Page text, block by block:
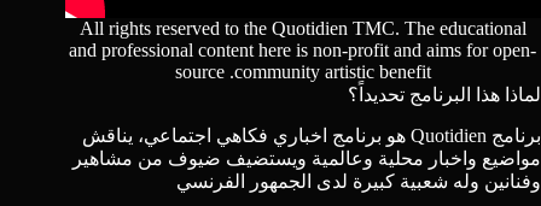
All rights reserved to the Quotidien TMC. The educational
and professional content here is non-profit and aims for open-
source .community artistic benefit
لماذا هذا البرنامج تحديداً؟
برنامج Quotidien هو برنامج اخباري فكاهي اجتماعي، يناقش
مواضيع واخبار محلية وعالمية ويستضيف ضيوف من مشاهير
وفنانين وله شعبية كبيرة لدى الجمهور الفرنسي